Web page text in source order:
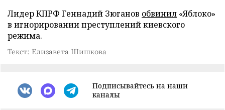
Лидер КПРФ Геннадий Зюганов обвинил «Яблоко»
в игнорировании преступлений киевского
режима.
Текст: Елизавета Шишкова
Подписывайтесь на наши
каналы